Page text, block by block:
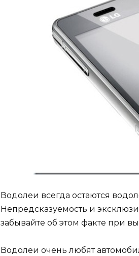
Водолеи всегда остаются
Непредсказуемость и
забывайте об этом факте при
Водолеи очень любят